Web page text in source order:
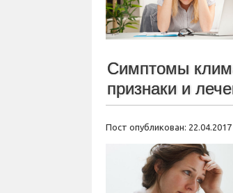
Симптомы
признаки и
Пост опубликован: 22.04.2017